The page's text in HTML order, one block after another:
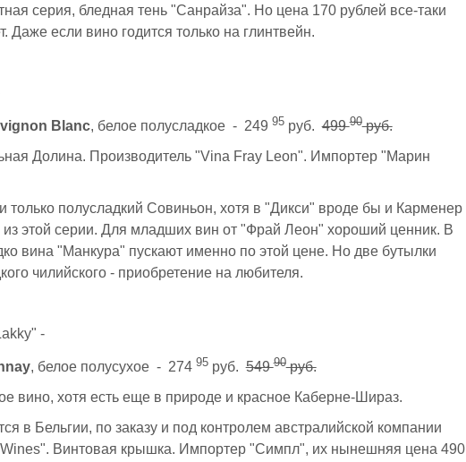
серия, бледная тень "Санрайза". Но цена 170 рублей все-таки
Даже если вино годится только на глинтвейн.
Blanc, белое полусладкое - 249 95руб.49990руб.
Долина. Производитель "Vina Fray Leon". Импортер "Марин
только полусладкий Совиньон, хотя в "Дикси" вроде бы и Карменер
из этой серии. Для младших вин от "Фрай Леон" хороший ценник. В
вина "Манкура" пускают именно по этой цене. Но две бутылки
чилийского - приобретение на любителя.
-
, белое полусухое - 274 95руб.54990руб.
вино, хотя есть еще в природе и красное Каберне-Шираз.
в Бельгии, по заказу и под контролем австралийской компании
Винтовая крышка. Импортер "Симпл", их нынешняя цена 490